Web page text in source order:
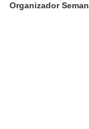
Organizador